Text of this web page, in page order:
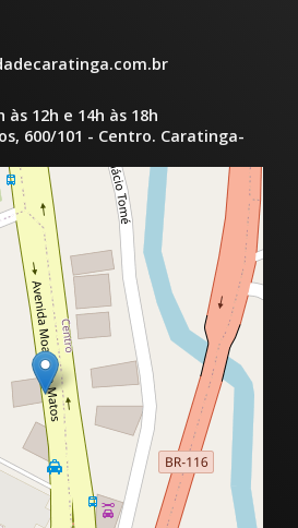
12h e 14h às 18h
600/101 - Centro. Caratinga-